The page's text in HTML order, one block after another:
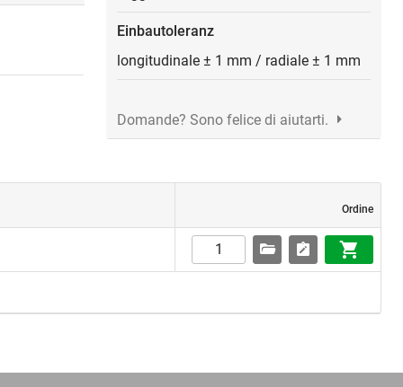
Einbautoleranz
longitudinale ± 1 mm / radiale ± 1 mm
Domande? Sono felice di aiutarti.
Ordine